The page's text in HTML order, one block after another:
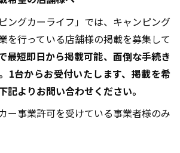
ングカーライフ」では、キャンピング
を行っている店舗様の掲載を募集して
最短即日から掲載可能、面倒な手続き
1台からお受付いたします、掲載を希
記よりお問い合わせください。
ー事業許可を受けている事業者様のみ